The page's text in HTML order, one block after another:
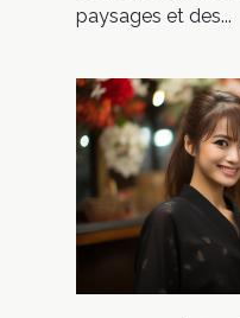
paysages et des...